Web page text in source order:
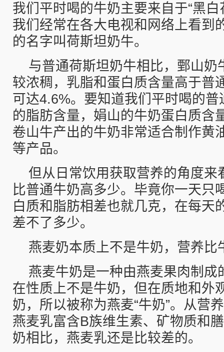
我们平时喝的牛奶主要来自于“黑白
我们经常在各大电视和网络上看到
的名字叫荷斯坦奶牛。
与普通荷斯坦奶牛相比，鄄山奶
较浓稠，乳脂和蛋白质含量高于普
可达4.6%。要知道我们平时喝的
的脂肪含量，娟山的牛奶蛋白质含
卷山牛产出的牛奶非常适合制作黄
等产品。
但从日常饮用获取营养的角度来
比普通牛奶高多少。毕竟你一天只
白质和脂肪相差也就几克，在每天
差不了多少。
燕麦奶本质上不是牛奶，营养比
燕麦牛奶是一种由燕麦果肉制成
在性质上不是牛奶，但在质地和外
奶，所以被称为燕麦“牛奶”。从营
燕麦乳富含B族维生素、矿物质和
奶相比，燕麦乳还是比较差的。